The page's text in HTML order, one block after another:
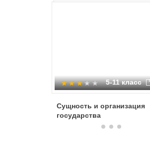
5-11 класс
Сущность и организация
государства